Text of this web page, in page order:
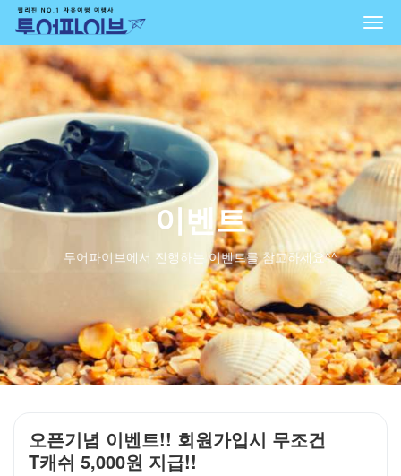
이벤트
투어파이브에서 진행하는 이벤트를 참고하세요^^
오픈기념 이벤트!! 회원가입시 무조건
T캐쉬 5,000원 지급!!